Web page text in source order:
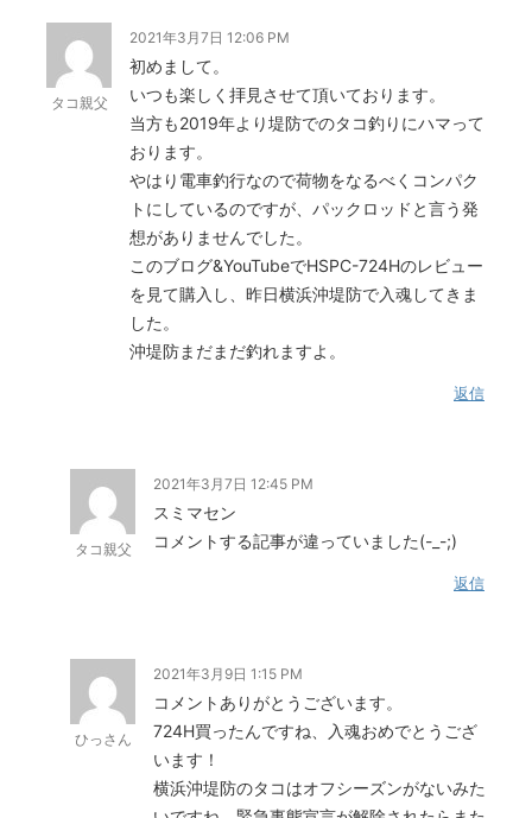
タコ親父
2021年3月7日 12:06 PM
初めまして。
いつも楽しく拝見させて頂いております。
当方も2019年より堤防でのタコ釣りにハマって
おります。
やはり電車釣行なので荷物をなるべくコンパク
トにしているのですが、パックロッドと言う発
想がありませんでした。
このブログ&YouTubeでHSPC-724Hのレビュー
を見て購入し、昨日横浜沖堤防で入魂してきま
した。
沖堤防まだまだ釣れますよ。
返信
タコ親父
2021年3月7日 12:45 PM
スミマセン
コメントする記事が違っていました(-_-;)
返信
ひっさん
2021年3月9日 1:15 PM
コメントありがとうございます。
724H買ったんですね、入魂おめでとうござ
います！
横浜沖堤防のタコはオフシーズンがないみた